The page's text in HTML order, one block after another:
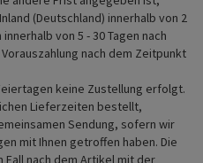
(Deutschland) innerhalb von 2
von 5 - 30 Tagen nach
nach dem Zeitpunkt
keine Zustellung erfolgt.
Lieferzeiten bestellt,
Sendung, sofern wir
mit Ihnen getroffen haben. Die
nach dem Artikel mit der